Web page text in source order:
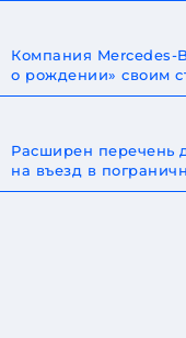
Компания Mercedes-
о рождении» своим
Расширен перечень
на въезд в